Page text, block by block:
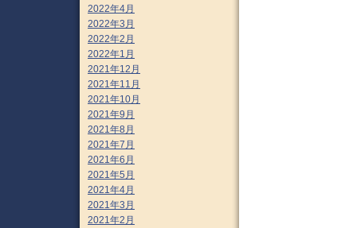
2022年4月
2022年3月
2022年2月
2022年1月
2021年12月
2021年11月
2021年10月
2021年9月
2021年8月
2021年7月
2021年6月
2021年5月
2021年4月
2021年3月
2021年2月